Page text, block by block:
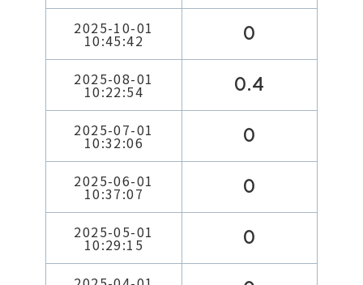
2025-10-01
10:45:42 0
2025-08-01
10:22:54 0.4
2025-07-01
10:32:06 0
2025-06-01
10:37:07 0
2025-05-01
10:29:15 0